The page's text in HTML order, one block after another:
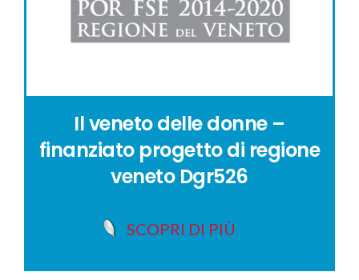
Il veneto delle donne –
finanziato progetto di regione
veneto Dgr526
SCOPRI DI PIÙ